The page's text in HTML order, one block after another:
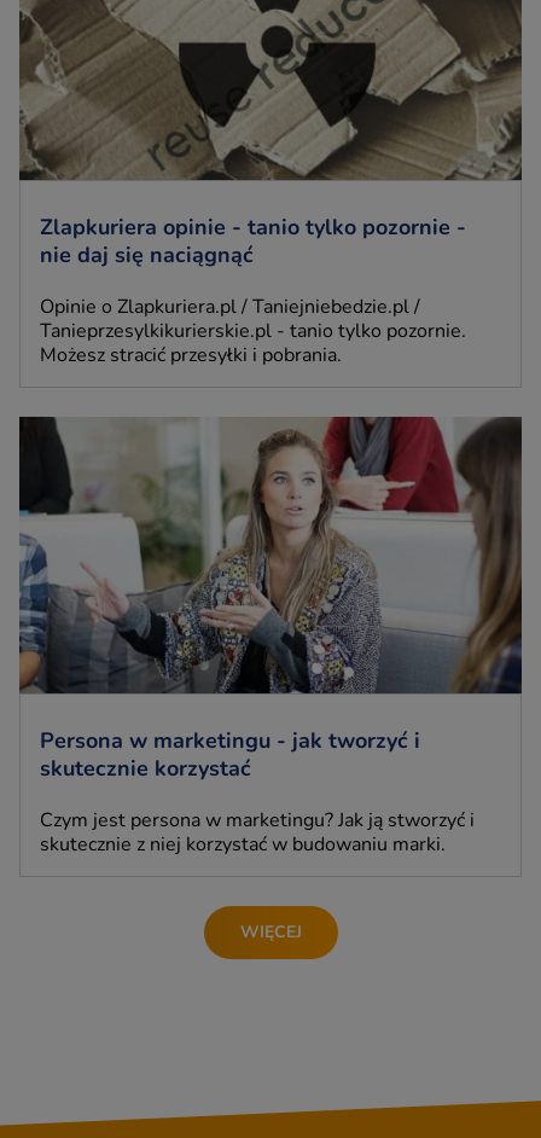
Zlapkuriera opinie - tanio tylko pozornie -
nie daj się naciągnąć
Opinie o Zlapkuriera.pl / Taniejniebedzie.pl /
Tanieprzesylkikurierskie.pl - tanio tylko pozornie.
Możesz stracić przesyłki i pobrania.
Persona w marketingu - jak tworzyć i
skutecznie korzystać
Czym jest persona w marketingu? Jak ją stworzyć i
skutecznie z niej korzystać w budowaniu marki.
WIĘCEJ